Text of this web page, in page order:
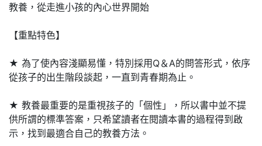
教養，從走進小孩的內心世界開始
【重點特色】
★ 為了使內容淺顯易懂，特別採用Q＆A的問答形式，依序
從孩子的出生階段談起，一直到青春期為止。
★ 教養最重要的是重視孩子的「個性」，所以書中並不提
供所謂的標準答案，只希望讀者在閱讀本書的過程得到啟
示，找到最適合自己的教養方法。